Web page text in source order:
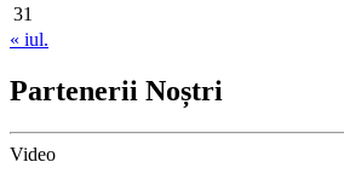
31
« iul.
Partenerii Noștri
Video